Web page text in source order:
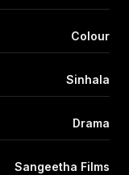
Colour
Sinhala
Drama
Sangeetha Films